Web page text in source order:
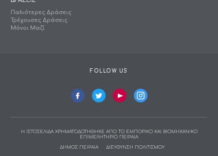
Παλιότερες Δράσεις
Τρέχουσες Δράσεις
Μόνοι Μαζί
FOLLOW US
Η ΙΣΤΟΣΕΛΙΔΑ ΧΡΗΜΑΤΟΔΟΤΗΘΗΚΕ ΑΠΟ ΤΟ ΕΜΠΟΡΙΚΟ ΚΑΙ ΒΙΟΜΗΧΑΝΙΚΟ
ΕΠΙΜΕΛΗΤΗΡΙΟ ΠΕΙΡΑΙΑ
ΔΗΜΟΣ ΠΕΙΡΑΙΑ ΔΙΕΥΘΥΝΣΗ ΠΟΛΙΤΙΣΜΟΥ